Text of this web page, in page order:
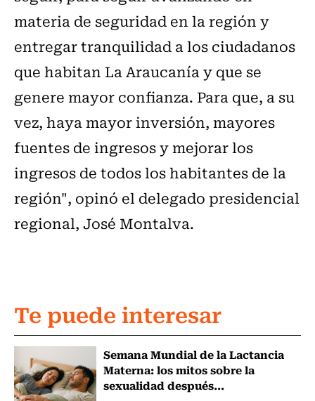
materia de seguridad en la región y
entregar tranquilidad a los ciudadanos
que habitan La Araucanía y que se
genere mayor confianza. Para que, a su
vez, haya mayor inversión, mayores
fuentes de ingresos y mejorar los
ingresos de todos los habitantes de la
región", opinó el delegado presidencial
regional, José Montalva.
Te puede interesar
Semana Mundial de la Lactancia
Materna: los mitos sobre la
sexualidad después...